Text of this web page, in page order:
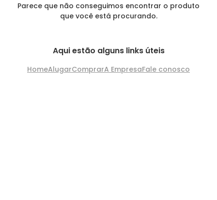
Parece que não conseguimos encontrar o produto
que você está procurando.
Aqui estão alguns links úteis
HomeAlugarComprarA EmpresaFale conosco